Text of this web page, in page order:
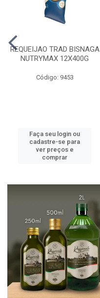
REQUEIJAO TRAD BISNAGA
NUTRYMAX 12X400G
Código: 9453
Faça seu login ou
cadastre-se para
ver preços e
comprar